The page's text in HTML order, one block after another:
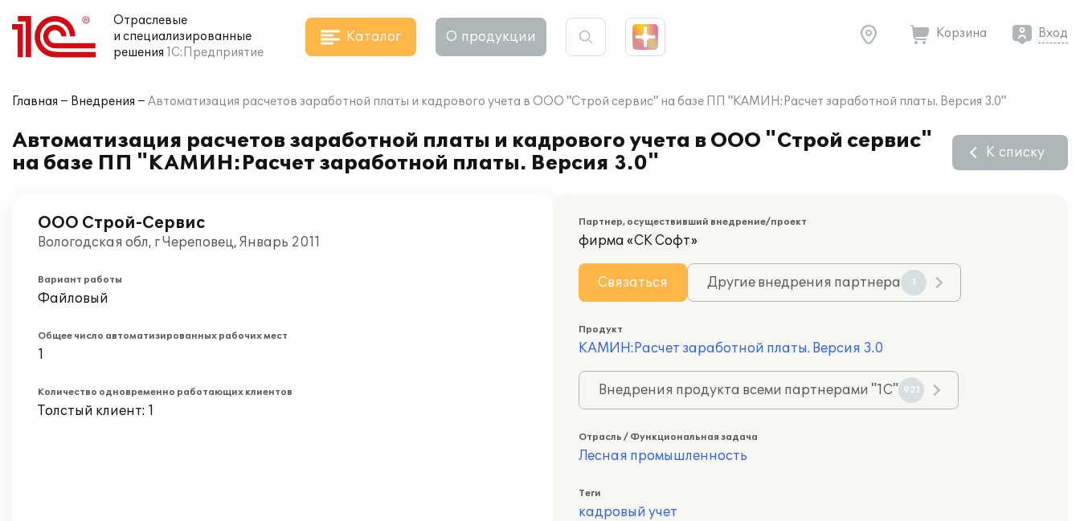
Отраслевые
и специализированные
решения 1С:Предприятие
Каталог О продукции Корзина Вход
Главная Внедрения Автоматизация расчетов заработной платы и кадрового учета в ООО "Строй сервис" на базе ПП "КАМИН:Расчет заработной платы. Версия 3.0"
Автоматизация расчетов заработной платы и кадрового учета в ООО "Строй сервис"
на базе ПП "КАМИН:Расчет заработной платы. Версия 3.0"
К списку
ООО Строй-Сервис
Вологодская обл, г Череповец, Январь 2011
Вариант работы
Файловый
Общее число автоматизированных рабочих мест
1
Количество одновременно работающих клиентов
Толстый клиент: 1
Партнер, осуществивший внедрение/проект
фирма «СК Софт»
Связаться Другие внедрения партнера 1
Продукт
КАМИН:Расчет заработной платы. Версия 3.0
Внедрения продукта всеми партнерами "1С" 921
Отрасль / Функциональная задача
Лесная промышленность
Теги
кадровый учет